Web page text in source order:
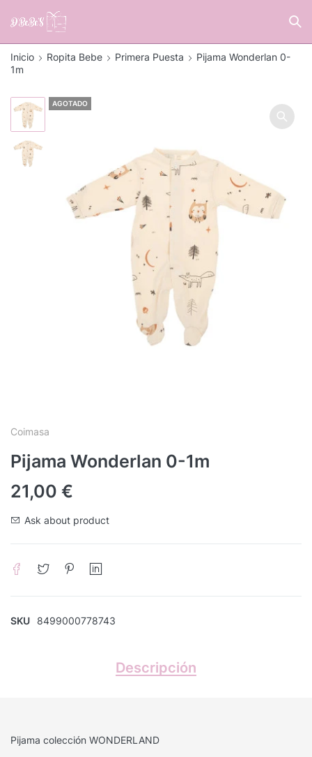
Inicio Ropita Bebe Primera Puesta
Pijama Wonderlan 0-
1m
AGOTADO
Coimasa
Pijama Wonderlan 0-1m
21,00 €
Ask about product
SKU 8499000778743
Descripción
Pijama colección WONDERLAND